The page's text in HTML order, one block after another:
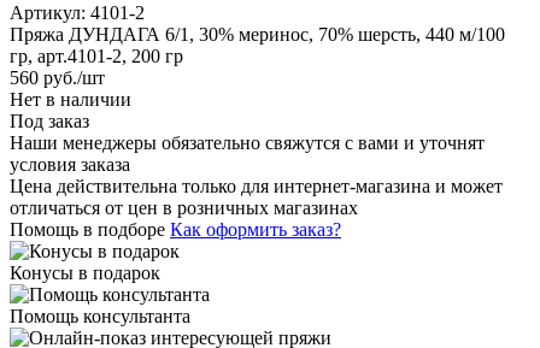
Артикул: 4101-2
Пряжа ДУНДАГА 6/1, 30% меринос, 70% шерсть, 440 м/100
гр, арт.4101-2, 200 гр
560 руб./шт
Нет в наличии
Под заказ
Наши менеджеры обязательно свяжутся с вами и уточнят
условия заказа
Цена действительна только для интернет-магазина и может
отличаться от цен в розничных магазинах
Помощь в подборе Как оформить заказ?
Конусы в подарок
Помощь консультанта